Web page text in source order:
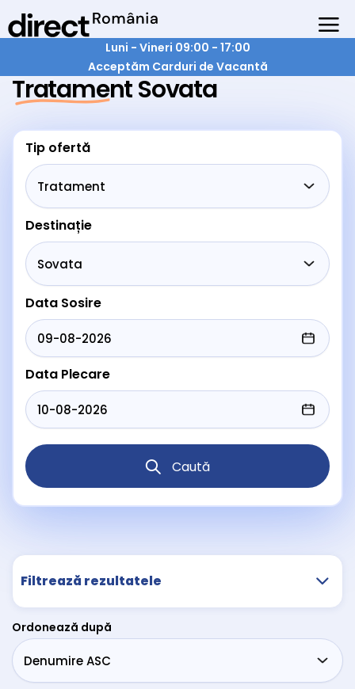
Luni - Vineri 09:00 - 17:00
Acceptăm Carduri de Vacantă
Tratament Sovata
Tip ofertă
Destinație
Data Sosire
Data Plecare
Caută
Filtrează rezultatele
Ordonează după